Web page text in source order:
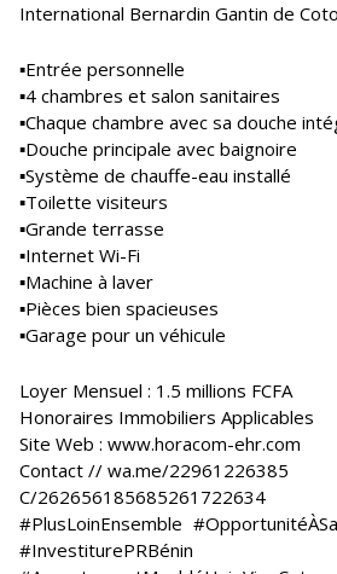
International Bernardin Gantin de
▪️Entrée personnelle
▪️4 chambres et salon sanitaires
▪️Chaque chambre avec sa douche
▪️Douche principale avec baignoire
▪️Système de chauffe-eau installé
▪️Toilette visiteurs
▪️Grande terrasse
▪️Internet Wi-Fi
▪️Machine à laver
▪️Pièces bien spacieuses
▪️Garage pour un véhicule
Loyer Mensuel : 1.5 millions FCFA
Honoraires Immobiliers Applicables
Site Web : www.horacom-ehr.com
Contact // wa.me/22961226385
C/262656185685261722634
#PlusLoinEnsemble
#InvestiturePRBénin